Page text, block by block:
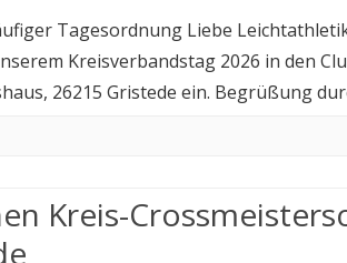
Tagesordnung Liebe
Kreisverbandstag 2026 in den
26215 Gristede ein. Begrüßung
Kreis-